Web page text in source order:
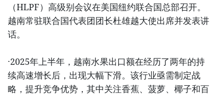
（HLPF）高级别会议在美国纽约联合国总部召开。
越南常驻联合国代表团团长杜雄越大使出席并发表讲
话。
·2025年上半年，越南水果出口额在经历了两年的持
续高速增长后，出现大幅下滑。该行业亟需制定战
略，提升竞争优势，其中关注香蕉、菠萝、椰子和百